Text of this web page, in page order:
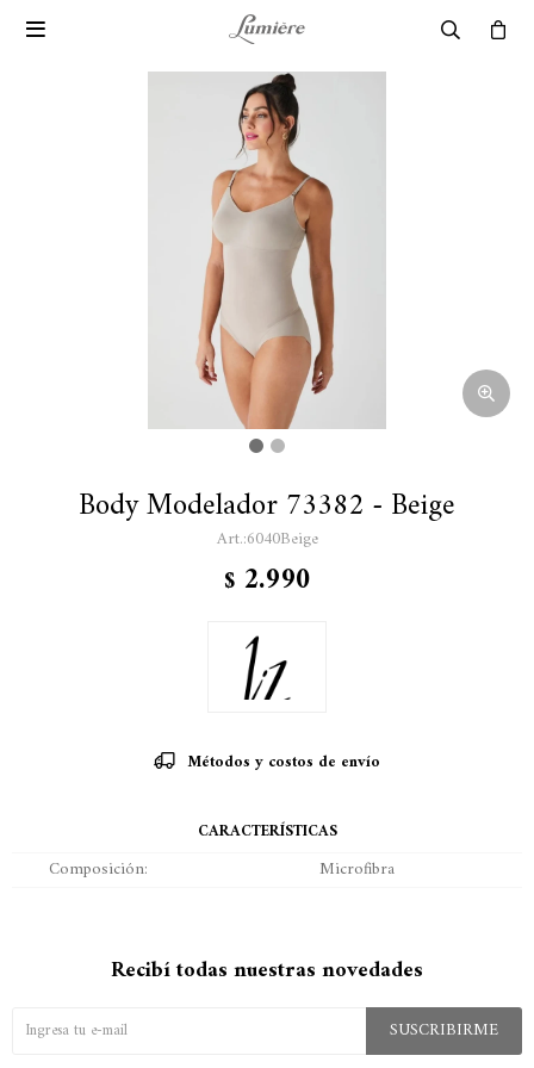

Body Modelador 73382 - Beige
6040Beige
$ 2.990
Métodos y costos de envío
CARACTERÍSTICAS
Composición Microfibra
Recibí todas nuestras novedades
SUSCRIBIRME